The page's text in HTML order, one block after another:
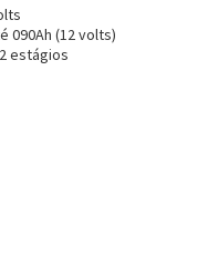
090Ah (12 volts)
estágios